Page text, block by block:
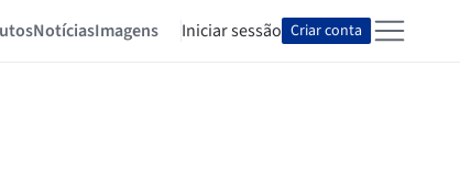
NotíciasImagens Iniciar sessão Criar conta